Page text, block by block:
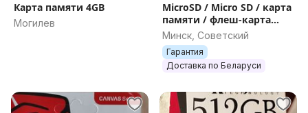
Карта памяти 4GB
Могилев
MicroSD / Micro SD / карта
памяти / флеш-карта
Samsung Evo Plus 8 16 32
64 128 256 512Gb
Минск, Советский
Гарантия
Доставка по Беларуси